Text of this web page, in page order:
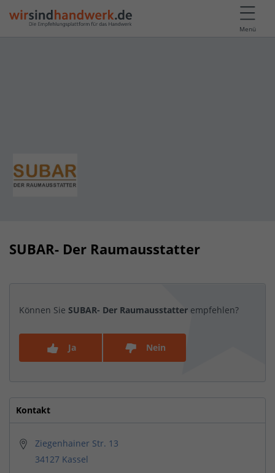
Menü
SUBAR- Der Raumausstatter
Können Sie SUBAR- Der Raumausstatter empfehlen?
Ja Nein
Kontakt
Ziegenhainer Str. 13
34127 Kassel